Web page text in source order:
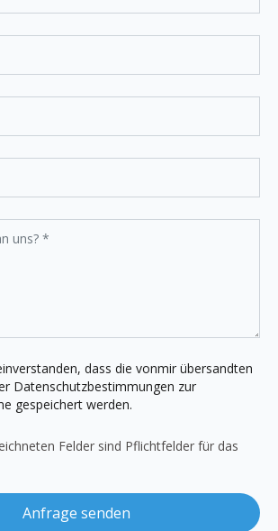
dass die vonmir übersandten
Datenschutzbestimmungen zur
gespeichert werden.
Felder sind Pflichtfelder für das
Anfrage senden